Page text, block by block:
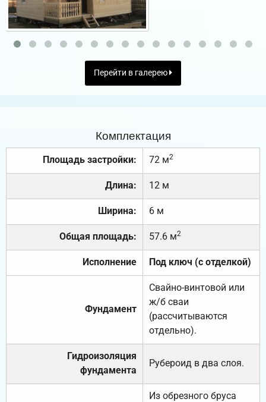
Перейти в галерею
Комплектация
Площадь застройки: 72 м2
Длина: 12 м
Ширина: 6 м
Общая площадь: 57.6 м2
Исполнение Под ключ (с отделкой)
Фундамент
Свайно-винтовой или
ж/б сваи
(рассчитываются
отдельно).
Гидроизоляция
фундамента
Рубероид в два слоя.
Из обрезного бруса